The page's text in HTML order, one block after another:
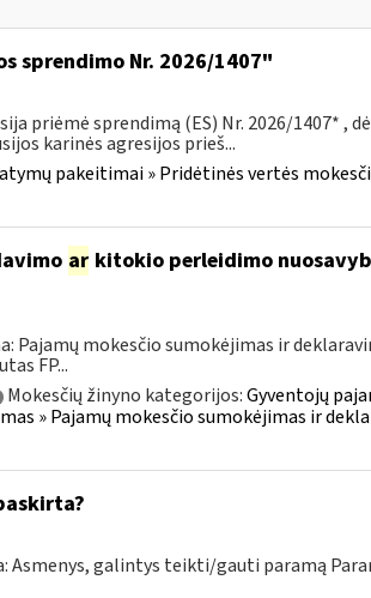
sprendimo Nr. 2026/1407"
priėmė sprendimą (ES) Nr. 2026/1407* ,
karinės agresijos prieš...
pakeitimai » Pridėtinės vertės
arkitokio perleidimo
Pajamų mokesčio sumokėjimas ir
FP...
Mokesčių žinyno kategorijos:Gyventojų
» Pajamų mokesčio sumokėjimas ir
Asmenys, galintys teikti/gauti paramą